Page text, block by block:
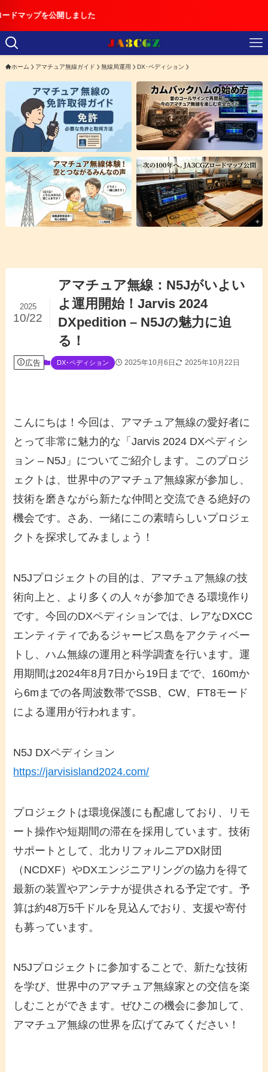
ホーム アマチュア無線ガイド 無線局運用 DX･ペディション
アマチュア無線：N5Jがいよい
よ運用開始！Jarvis 2024
DXpedition – N5Jの魅力に迫
る！
2025
10/22
広告 DX･ペディション 2025年10月6日 2025年10月22日
こんにちは！今回は、アマチュア無線の愛好者に
とって非常に魅力的な「Jarvis 2024 DXペディシ
ョン – N5J」についてご紹介します。このプロジ
ェクトは、世界中のアマチュア無線家が参加し、
技術を磨きながら新たな仲間と交流できる絶好の
機会です。さあ、一緒にこの素晴らしいプロジェ
クトを探求してみましょう！
N5Jプロジェクトの目的は、アマチュア無線の技
術向上と、より多くの人々が参加できる環境作り
です。今回のDXペディションでは、レアなDXCC
エンティティであるジャービス島をアクティベー
トし、ハム無線の運用と科学調査を行います。運
用期間は2024年8月7日から19日までで、160mか
ら6mまでの各周波数帯でSSB、CW、FT8モード
による運用が行われます。
N5J DXペディション
https://jarvisisland2024.com/
プロジェクトは環境保護にも配慮しており、リモ
ート操作や短期間の滞在を採用しています。技術
サポートとして、北カリフォルニアDX財団
（NCDXF）やDXエンジニアリングの協力を得て
最新の装置やアンテナが提供される予定です。予
算は約48万5千ドルを見込んでおり、支援や寄付
も募っています。
N5Jプロジェクトに参加することで、新たな技術
を学び、世界中のアマチュア無線家との交信を楽
しむことができます。ぜひこの機会に参加して、
アマチュア無線の世界を広げてみてください！